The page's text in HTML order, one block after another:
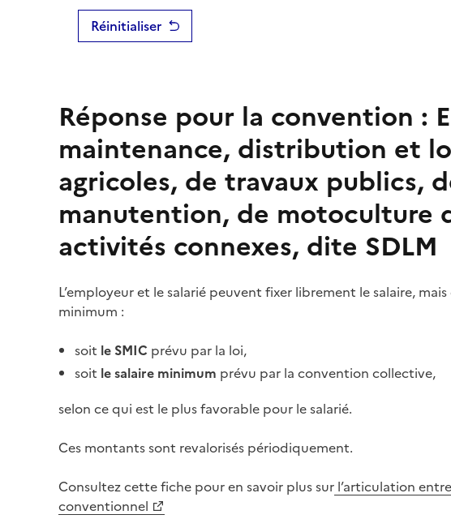
Réinitialiser
Réponse pour la convention :
maintenance, distribution et
agricoles, de travaux publics,
manutention, de motoculture
activités connexes, dite SDLM
L’employeur et le salarié peuvent fixer librement le salaire,
minimum :
soit le SMIC prévu par la loi,
soit le salaire minimum prévu par la convention collective,
selon ce qui est le plus favorable pour le salarié.
Ces montants sont revalorisés périodiquement.
Consultez cette fiche pour en savoir plus sur l’articulation
conventionnel